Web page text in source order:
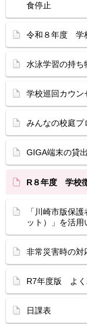
食停止
令和８年度 学
水泳学習の持ち
学校巡回カウン
みんなの校庭プ
GIGA端末の貸
R８年度 学校
「川崎市版保
ット）」を活
非常災害時の対
R7年度版 よく
日課表